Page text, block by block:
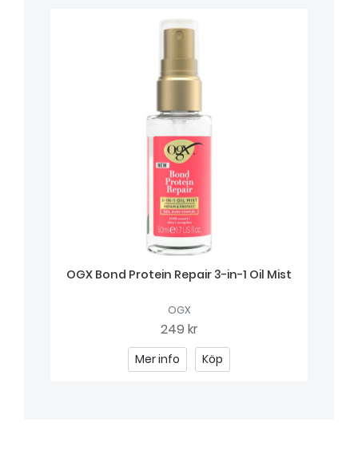
OGX Bond Protein Repair 3-in-1 Oil Mist
OGX
249 kr
Mer info Köp